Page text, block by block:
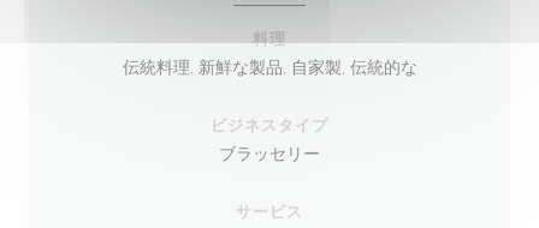
料理
伝統料理, 新鮮な製品, 自家製, 伝統的な
ビジネスタイプ
ブラッセリー
サービス